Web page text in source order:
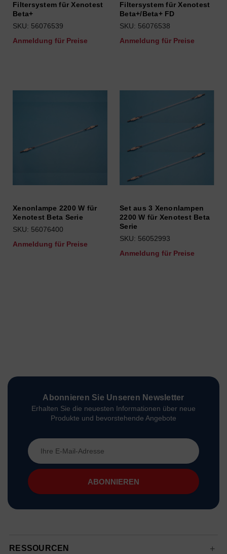
Filtersystem für Xenotest
Beta+
SKU: 56076539
Anmeldung für Preise
Filtersystem für Xenotest
Beta+/Beta+ FD
SKU: 56076538
Anmeldung für Preise
Xenonlampe 2200 W für
Xenotest Beta Serie
SKU: 56076400
Anmeldung für Preise
Set aus 3 Xenonlampen
2200 W für Xenotest Beta
Serie
SKU: 56052993
Anmeldung für Preise
Abonnieren Sie Unseren Newsletter
Erhalten Sie die neuesten Informationen über neue
Produkte und bevorstehende Angebote
E-
Mail-
Adresse
RESSOURCEN